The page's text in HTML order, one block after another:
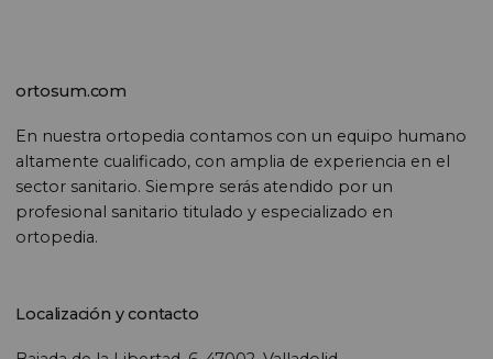
ortosum.com
En nuestra ortopedia contamos con un equipo humano
altamente cualificado, con amplia de experiencia en el
sector sanitario. Siempre serás atendido por un
profesional sanitario titulado y especializado en
ortopedia.
Localización y contacto